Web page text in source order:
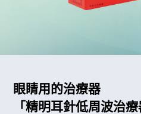
眼睛用的治療器
「精明耳針低周波治